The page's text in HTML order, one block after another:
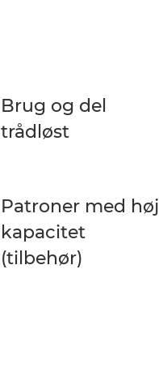
Brug og del
trådløst
Patroner med høj
kapacitet
(tilbehør)